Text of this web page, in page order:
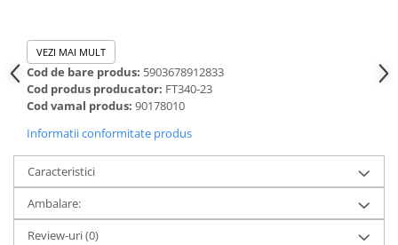
Discuri pentru ferastrau circular
Discuri pentru slefuire gleturi
Discuri pentru taiere si polizare
metal
Discuri smirghel cu velcro
Taiere umeda si uscata
Distantieri nivelare si fixare
Distantieri cruce, tip T si penite
VEZI MAI MULT
Cod de bare produs: 5903678912833
Cod produs producator: FT340-23
Cod vamal produs: 90178010
Informatii conformitate produs
Caracteristici
Ambalare:
Review-uri(0)